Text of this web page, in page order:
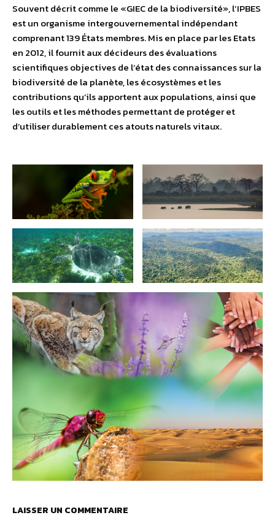
Souvent décrit comme le «GIEC de la biodiversité», l’IPBES
est un organisme intergouvernemental indépendant
comprenant 139 États membres. Mis en place par les Etats
en 2012, il fournit aux décideurs des évaluations
scientifiques objectives de l’état des connaissances sur la
biodiversité de la planète, les écosystèmes et les
contributions qu’ils apportent aux populations, ainsi que
les outils et les méthodes permettant de protéger et
d’utiliser durablement ces atouts naturels vitaux.
LAISSER UN COMMENTAIRE